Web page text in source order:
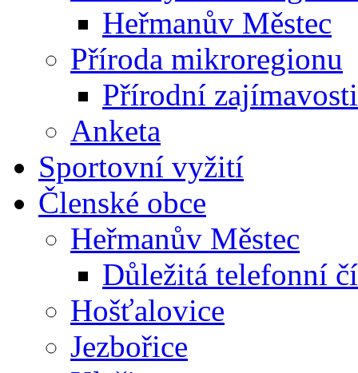
Heřmanův Městec
Příroda mikroregionu
Přírodní zajímavosti
Anketa
Sportovní vyžití
Členské obce
Heřmanův Městec
Důležitá telefonní
Hošťalovice
Jezbořice